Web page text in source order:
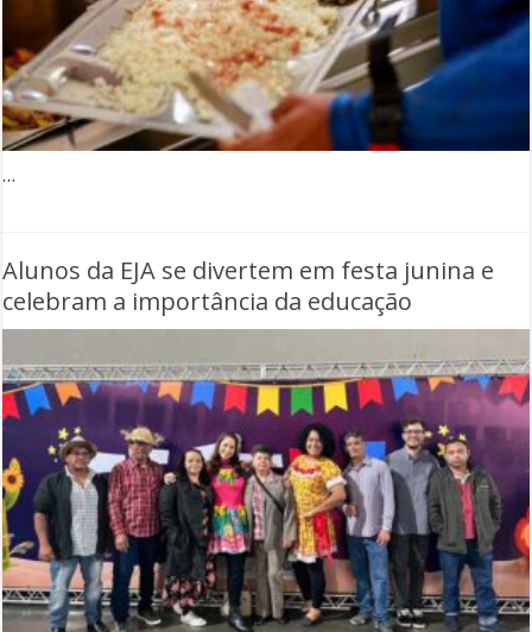
…
Alunos da EJA se divertem em festa junina e
celebram a importância da educação